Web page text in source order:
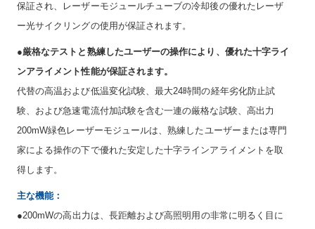
保証され、レーザーモジュールチューブの冷却後の優れたレーザ
ー光サイクリングの使用が保証されます。
●厳格なテストと熟練したユーザーの操作により、優れた十字ライ
ンアライメント性能が保証されます。
代替の高温および低温変化試験、最大24時間の経年劣化防止試
験、および急速電流付加試験を含む一連の厳格な試験、高出力
200mW緑色レーザーモジュールは、熟練したユーザーまたは専門
家による操作の下で優れた安定した十字ラインアライメントを取
得します。
主な機能：
●200mWの高出力は、長距離および高照明用の非常に明るく目に